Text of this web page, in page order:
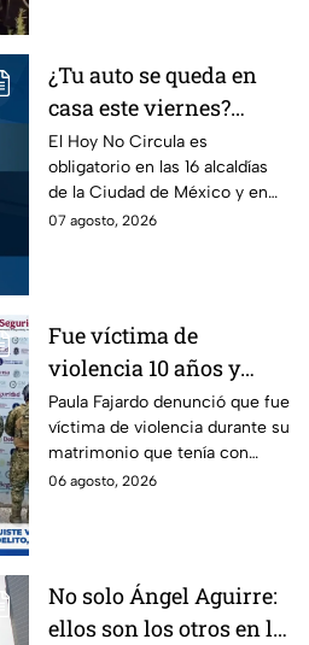
¿Tu auto se queda en
casa este viernes?
Revisa el Hoy No
Circula de este 7 de
agosto
El Hoy No Circula es
obligatorio en las 16 alcaldías
de la Ciudad de México y en
los municipios conurbados del
07 agosto, 2026
Fue víctima de
violencia 10 años y
hasta ahora detienen al
presunto agresor: el
caso de Paula Fajardo
Paula Fajardo denunció que fue
víctima de violencia durante su
matrimonio que tenía con
Jorge Francisco “N”, quien fue
06 agosto, 2026
No solo Ángel Aguirre:
ellos son los otros en la